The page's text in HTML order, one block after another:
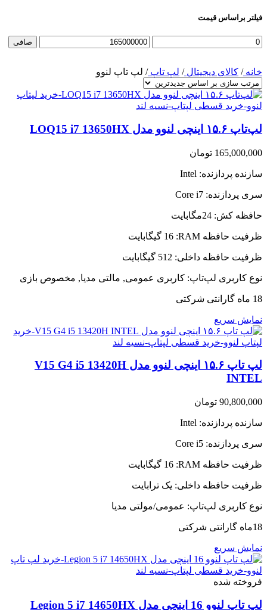
فیلتر براساس قیمت
حداقل
حداكثر
صافی
خانه/ کالای دیجیتال/ لپ تاپ/ لپ تاپ لنوو
لپ‌تاپ ۱۵.۶ اینچی لنوو مدل LOQ15 i7 13650HX
165,000,000 تومان
سازنده پردازنده:
سری پردازنده:
حافظه کش:
ظرفیت حافظه RAM:
ظرفیت حافظه داخلی:
نوع کاربری لپ‌تاپ: کاربری عمومی, مالتی مدیا, مخصوص بازی
18 ماه گارانتی شرکتی
نمایش سریع
لپ تاپ ۱۵.۶ اینچی لنوو مدل V15 G4 i5 13420H
INTEL
90,800,000 تومان
سازنده پردازنده:
سری پردازنده:
ظرفیت حافظه RAM:
ظرفیت حافظه داخلی: یک ترابایت
نوع کاربری لپ‌تاپ: عمومی/مولتی مدیا
18ماه گارانتی شرکتی
نمایش سریع
فروخته شده
لپ تاپ لنوو 16 اینچی مدل Legion 5 i7 14650HX